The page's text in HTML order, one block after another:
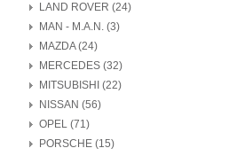
LAND ROVER (24)
MAN - M.A.N. (3)
MAZDA (24)
MERCEDES (32)
MITSUBISHI (22)
NISSAN (56)
OPEL (71)
PORSCHE (15)